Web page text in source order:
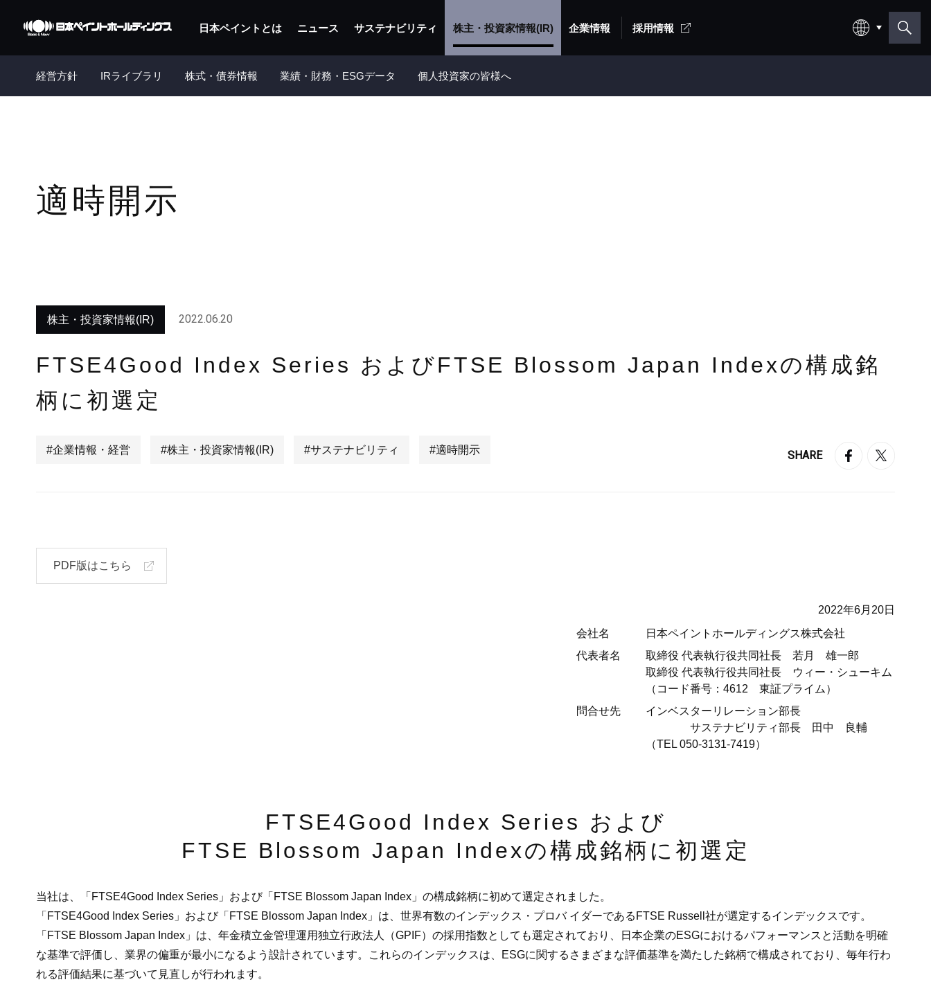
日本ペイントとは ニュース サステナビリティ 株主・投資家情報(IR)
経営方針 IRライブラリ 株式・債券情報 業績・財務・ESGデータ 個人投資家の皆様へ
企業情報 採用情報
適時開示
株主・投資家情報(IR) 2022.06.20
FTSE4Good Index Series およびFTSE Blossom Japan Indexの構成銘
柄に初選定
#企業情報・経営 #株主・投資家情報(IR) #サステナビリティ #適時開示 SHARE
PDF版はこちら
2022年6月20日
会社名
日本ペイントホールディングス株式会社
代表者名
取締役 代表執行役共同社長 若月 雄一郎
取締役 代表執行役共同社長
ウィー・シューキム
（コード番号：4612 東証プライム）
問合せ先
インベスターリレーション部長
サステナビリティ部長
田中 良輔
（TEL 050-3131-7419）
FTSE4Good Index Series および
FTSE Blossom Japan Indexの構成銘柄に初選定
当社は、「FTSE4Good Index Series」および「FTSE Blossom Japan Index」の構成銘柄に初めて選定されました。
「FTSE4Good Index Series」および「FTSE Blossom Japan Index」は、世界有数のインデックス・プロバ イダーであるFTSE Russell社が選定するインデックスです。
「FTSE Blossom Japan Index」は、年金積立金管理運用独立行政法人（GPIF）の採用指数としても選定されており、日本企業のESGにおけるパフォーマンスと活動を明確
な基準で評価し、業界の偏重が最小になるよう設計されています。これらのインデックスは、ESGに関するさまざまな評価基準を満たした銘柄で構成されており、毎年行わ
れる評価結果に基づいて見直しが行われます。